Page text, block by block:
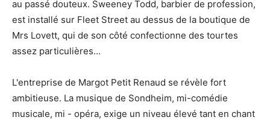
au passé douteux. Sweeney Todd, barbier de profession,
est installé sur Fleet Street au dessus de la boutique de
Mrs Lovett, qui de son côté confectionne des tourtes
assez particulières...
L'entreprise de Margot Petit Renaud se révèle fort
ambitieuse. La musique de Sondheim, mi-comédie
musicale, mi - opéra, exige un niveau élevé tant en chant